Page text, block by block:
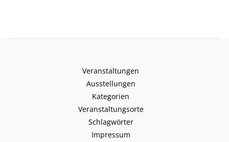
Veranstaltungen
Ausstellungen
Kategorien
Veranstaltungsorte
Schlagwörter
Impressum